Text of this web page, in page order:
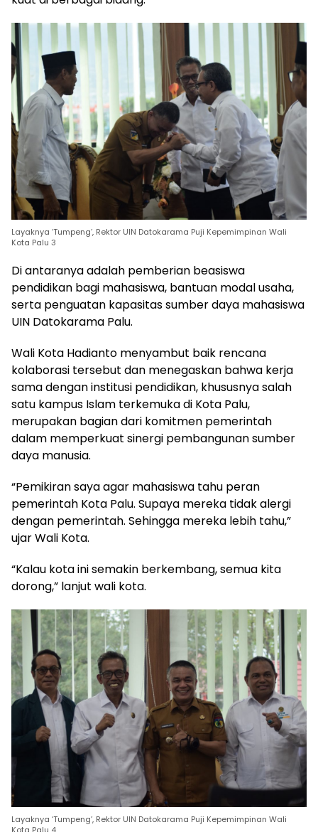
Layaknya ‘Tumpeng’, Rektor UIN Datokarama Puji Kepemimpinan Wali
Kota Palu 3
Di antaranya adalah pemberian beasiswa
pendidikan bagi mahasiswa, bantuan modal usaha,
serta penguatan kapasitas sumber daya mahasiswa
UIN Datokarama Palu.
Wali Kota Hadianto menyambut baik rencana
kolaborasi tersebut dan menegaskan bahwa kerja
sama dengan institusi pendidikan, khususnya salah
satu kampus Islam terkemuka di Kota Palu,
merupakan bagian dari komitmen pemerintah
dalam memperkuat sinergi pembangunan sumber
daya manusia.
“Pemikiran saya agar mahasiswa tahu peran
pemerintah Kota Palu. Supaya mereka tidak alergi
dengan pemerintah. Sehingga mereka lebih tahu,”
ujar Wali Kota.
“Kalau kota ini semakin berkembang, semua kita
dorong,” lanjut wali kota.
Layaknya ‘Tumpeng’, Rektor UIN Datokarama Puji Kepemimpinan Wali
Kota Palu 4